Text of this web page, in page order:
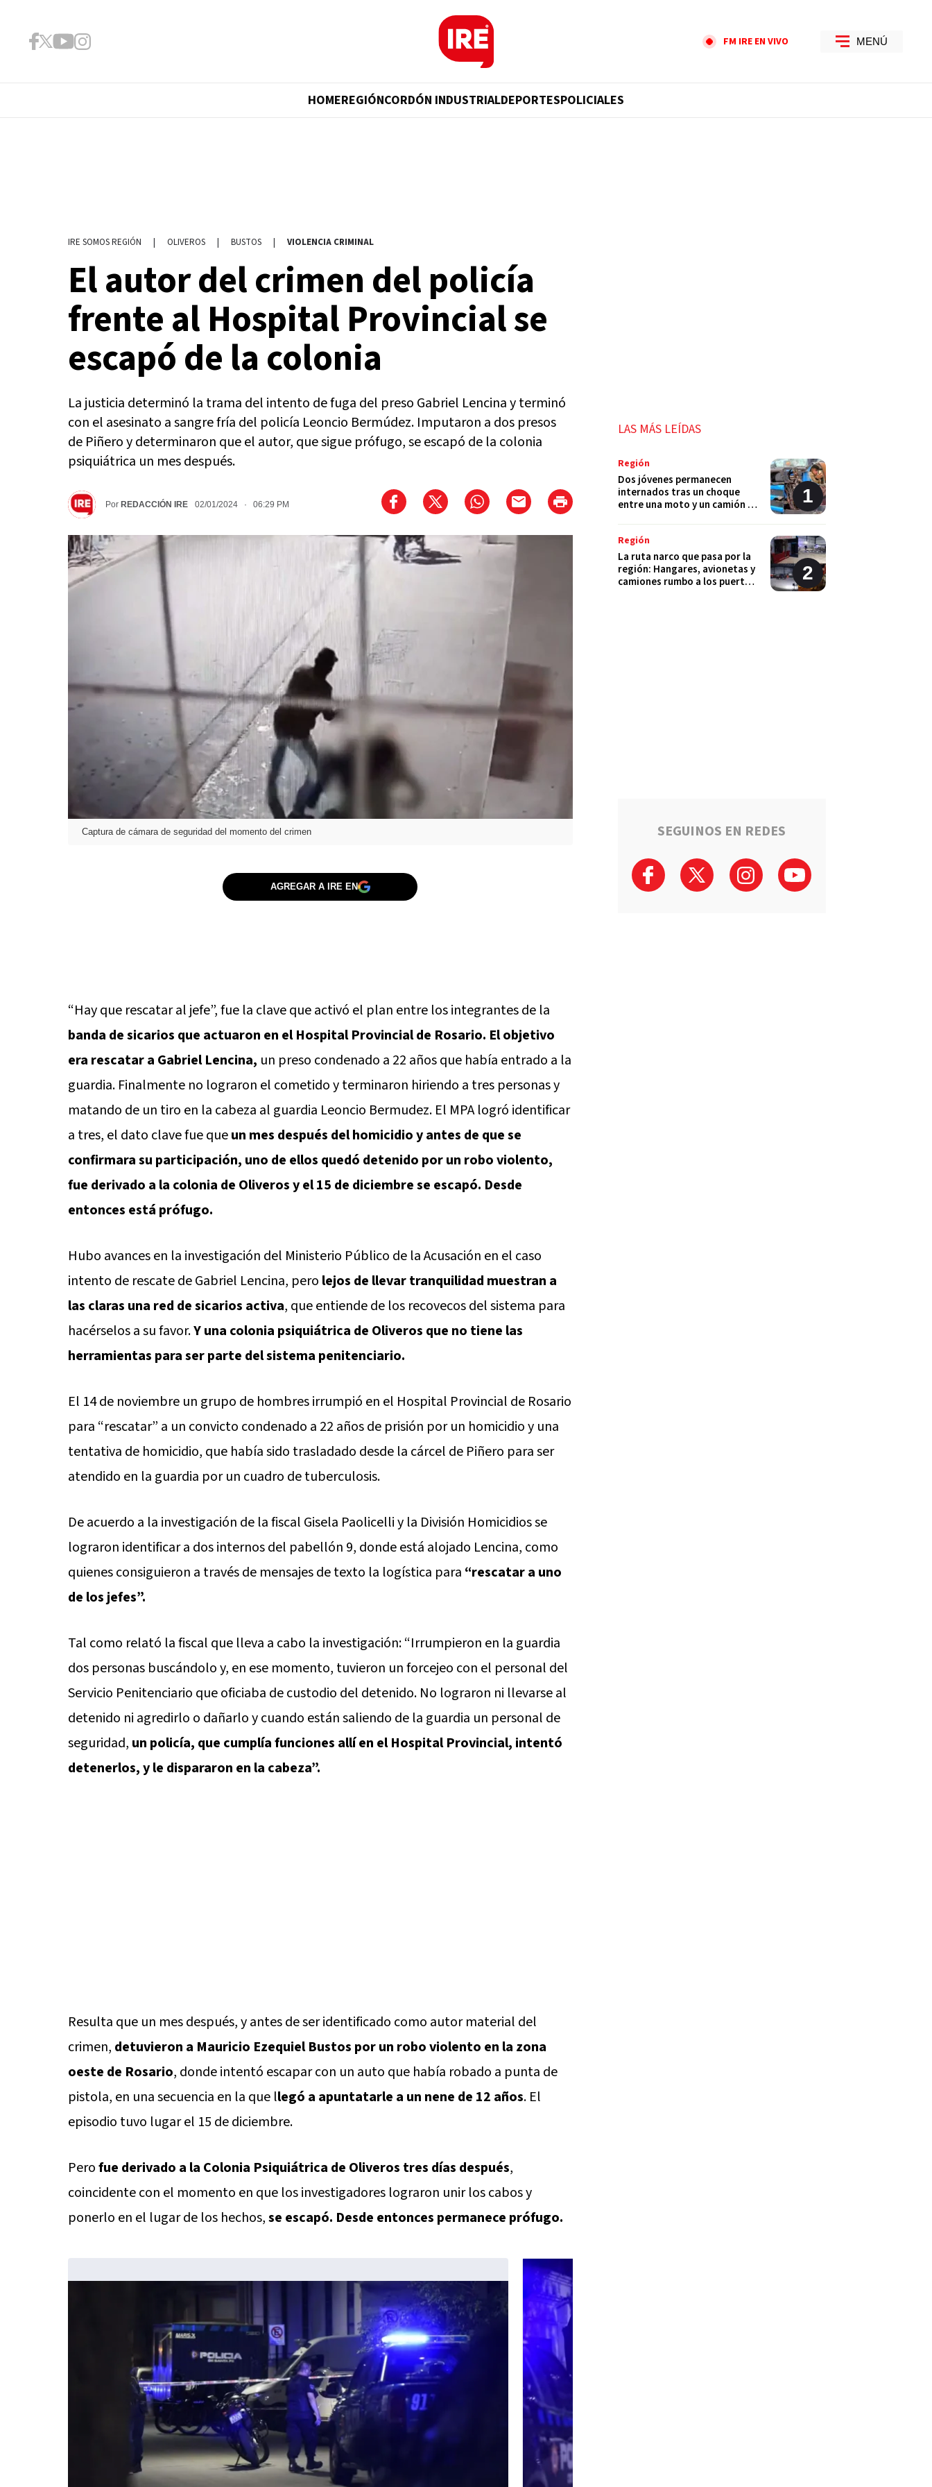
FM IRE EN VIVO MENÚ
HOMEREGIÓNCORDÓN INDUSTRIALDEPORTESPOLICIALES
IRE SOMOS REGIÓN | OLIVEROS | BUSTOS | VIOLENCIA CRIMINAL
El autor del crimen del policía
frente al Hospital Provincial se
escapó de la colonia
La justicia determinó la trama del intento de fuga del preso Gabriel Lencina y terminó
con el asesinato a sangre fría del policía Leoncio Bermúdez. Imputaron a dos presos
de Piñero y determinaron que el autor, que sigue prófugo, se escapó de la colonia
psiquiátrica un mes después.
Por REDACCIÓN IRE 02/01/2024 · 06:29 PM
Captura de cámara de seguridad del momento del crimen
AGREGAR A IRE EN
“Hay que rescatar al jefe”, fue la clave que activó el plan entre los integrantes de la
banda de sicarios que actuaron en el Hospital Provincial de Rosario. El objetivo
era rescatar a Gabriel Lencina, un preso condenado a 22 años que había entrado a la
guardia. Finalmente no lograron el cometido y terminaron hiriendo a tres personas y
matando de un tiro en la cabeza al guardia Leoncio Bermudez. El MPA logró identificar
a tres, el dato clave fue queun mes después del homicidio y antes de que se
confirmara su participación, uno de ellos quedó detenido por un robo violento,
fue derivado a la colonia de Oliveros y el 15 de diciembre se escapó. Desde
entonces está prófugo.
Hubo avances en la investigación del Ministerio Público de la Acusación en el caso
intento de rescate de Gabriel Lencina, pero lejos de llevar tranquilidad muestran a
las claras una red de sicarios activa, que entiende de los recovecos del sistema para
hacérselos a su favor.Y una colonia psiquiátrica de Oliveros que no tiene las
herramientas para ser parte del sistema penitenciario.
El 14 de noviembre un grupo de hombres irrumpió en el Hospital Provincial de Rosario
para “rescatar” a un convicto condenado a 22 años de prisión por un homicidio y una
tentativa de homicidio, que había sido trasladado desde la cárcel de Piñero para ser
atendido en la guardia por un cuadro de tuberculosis.
De acuerdo a la investigación de la fiscal Gisela Paolicelli y la División Homicidios se
lograron identificar a dos internos del pabellón 9, donde está alojado Lencina, como
quienes consiguieron a través de mensajes de texto la logística para “rescatar a uno
de los jefes”.
Tal como relató la fiscal que lleva a cabo la investigación: “Irrumpieron en la guardia
dos personas buscándolo y, en ese momento, tuvieron un forcejeo con el personal del
Servicio Penitenciario que oficiaba de custodio del detenido. No lograron ni llevarse al
detenido ni agredirlo o dañarlo y cuando están saliendo de la guardia un personal de
seguridad, un policía, que cumplía funciones allí en el Hospital Provincial, intentó
detenerlos, y le dispararon en la cabeza”.
Resulta que un mes después, y antes de ser identificado como autor material del
crimen, detuvieron a Mauricio Ezequiel Bustos por un robo violento en la zona
oeste de Rosario, donde intentó escapar con un auto que había robado a punta de
pistola, en una secuencia en la que llegó a apuntatarle a un nene de 12 años. El
episodio tuvo lugar el 15 de diciembre.
Perofue derivado a la Colonia Psiquiátrica de Oliveros tres días después,
coincidente con el momento en que los investigadores lograron unir los cabos y
ponerlo en el lugar de los hechos,se escapó. Desde entonces permanece prófugo.
LAS MÁS LEÍDAS
Región
Dos jóvenes permanecen
internados tras un choque
entre una moto y un camión en
Región
La ruta narco que pasa por la
región: Hangares, avionetas y
camiones rumbo a los puertos
en Luis PalaciosSEGUINOS EN REDES